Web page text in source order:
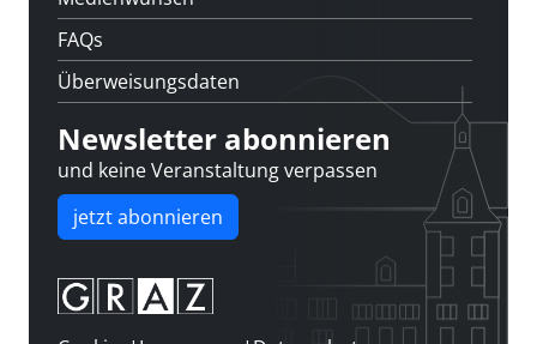
FAQs
Überweisungsdaten
Newsletter abonnieren
und keine Veranstaltung verpassen
jetzt abonnieren